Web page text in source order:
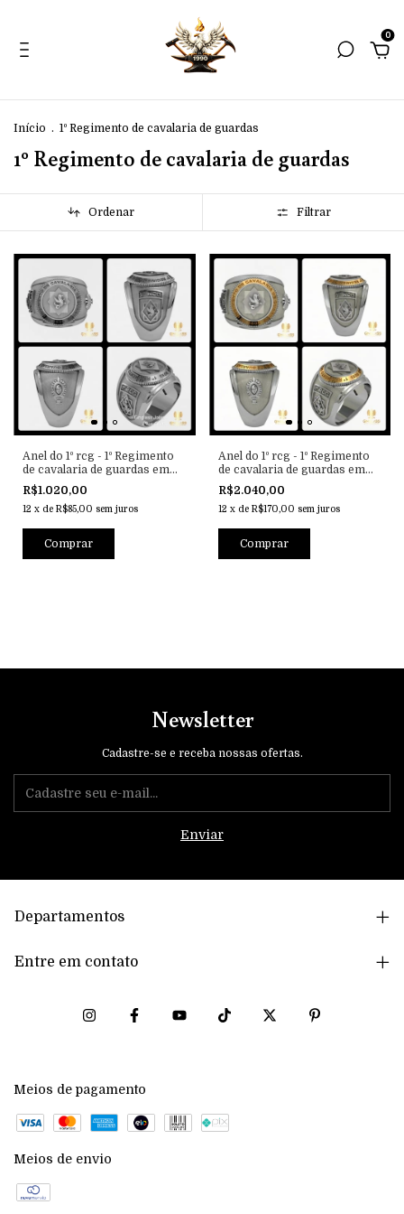
0
Início . 1º Regimento de cavalaria de guardas
1º Regimento de cavalaria de guardas
Ordenar Filtrar
Anel do 1º rcg - 1º Regimento
de cavalaria de guardas em
prata de lei
R$1.020,00
12 x de R$85,00 sem juros
Comprar
Anel do 1º rcg - 1º Regimento
de cavalaria de guardas em
prata de lei com ouro 18k
R$2.040,00
12 x de R$170,00 sem juros
Comprar
Newsletter
Cadastre-se e receba nossas ofertas.
Departamentos
Entre em contato
Meios de pagamento
Meios de envio